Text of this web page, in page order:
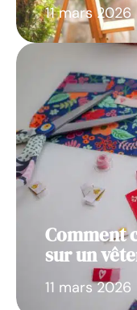
11 mars 2026
Comment
sur un
11 mars 2026